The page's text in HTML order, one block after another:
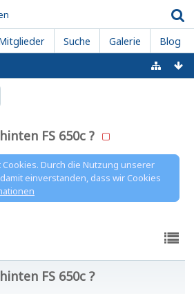
Suche Galerie Blog
FS 650c ?
Durch die Nutzung unserer
einverstanden, dass wir Cookies
FS 650c ?